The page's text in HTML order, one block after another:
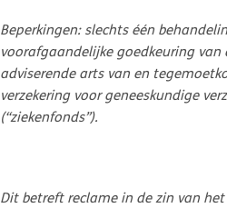
Beperkingen: slechts één
voorafgaandelijke goedkeuring
adviserende arts van en
verzekering voor geneeskundige
(“ziekenfonds”).
Dit betreft reclame in de zin van